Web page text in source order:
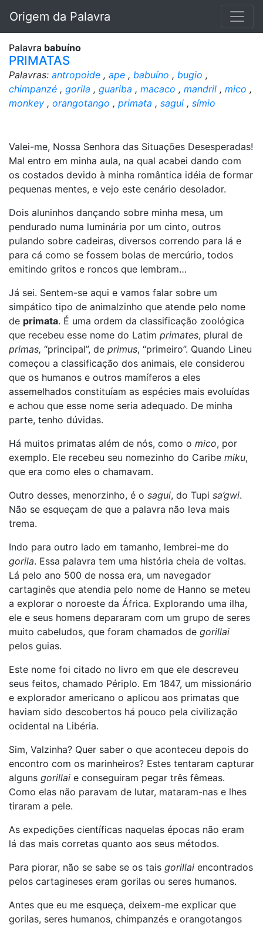
Origem da Palavra
Palavra babuíno
PRIMATAS
Palavras: antropoide , ape , babuíno , bugio ,
chimpanzé , gorila , guariba , macaco , mandril , mico ,
monkey , orangotango , primata , sagui , símio
Valei-me, Nossa Senhora das Situações Desesperadas!
Mal entro em minha aula, na qual acabei dando com
os costados devido à minha romântica idéia de formar
pequenas mentes, e vejo este cenário desolador.
Dois aluninhos dançando sobre minha mesa, um
pendurado numa luminária por um cinto, outros
pulando sobre cadeiras, diversos correndo para lá e
para cá como se fossem bolas de mercúrio, todos
emitindo gritos e roncos que lembram…
Já sei. Sentem-se aqui e vamos falar sobre um
simpático tipo de animalzinho que atende pelo nome
de primata. É uma ordem da classificação zoológica
que recebeu esse nome do Latim primates, plural de
primas, “principal”, de primus, “primeiro”. Quando Lineu
começou a classificação dos animais, ele considerou
que os humanos e outros mamíferos a eles
assemelhados constituíam as espécies mais evoluídas
e achou que esse nome seria adequado. De minha
parte, tenho dúvidas.
Há muitos primatas além de nós, como o mico, por
exemplo. Ele recebeu seu nomezinho do Caribe miku,
que era como eles o chamavam.
Outro desses, menorzinho, é o sagui, do Tupi sa’gwi.
Não se esqueçam de que a palavra não leva mais
trema.
Indo para outro lado em tamanho, lembrei-me do
gorila. Essa palavra tem uma história cheia de voltas.
Lá pelo ano 500 de nossa era, um navegador
cartaginês que atendia pelo nome de Hanno se meteu
a explorar o noroeste da África. Explorando uma ilha,
ele e seus homens depararam com um grupo de seres
muito cabeludos, que foram chamados de gorillai
pelos guias.
Este nome foi citado no livro em que ele descreveu
seus feitos, chamado Périplo. Em 1847, um missionário
e explorador americano o aplicou aos primatas que
haviam sido descobertos há pouco pela civilização
ocidental na Libéria.
Sim, Valzinha? Quer saber o que aconteceu depois do
encontro com os marinheiros? Estes tentaram capturar
alguns gorillai e conseguiram pegar três fêmeas.
Como elas não paravam de lutar, mataram-nas e lhes
tiraram a pele.
As expedições científicas naquelas épocas não eram
lá das mais corretas quanto aos seus métodos.
Para piorar, não se sabe se os tais gorillai encontrados
pelos cartagineses eram gorilas ou seres humanos.
Antes que eu me esqueça, deixem-me explicar que
gorilas, seres humanos, chimpanzés e orangotangos